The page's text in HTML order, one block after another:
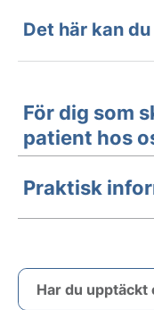
Det här kan
För dig som
patient hos
Praktisk
Har du upptäckt